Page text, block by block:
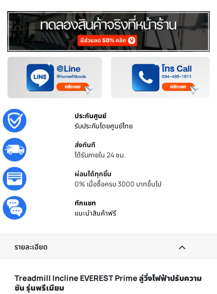
ประกันศูนย์
รับประกันโดยศูนย์ไทย
ส่งทันที
ได้รับภายใน 24 ชม.
ผ่อนได้ทุกชิ้น
0% เมื่อซื้อครบ 3000 บาทขึ้นไป
ทักแชท
แนะนำสินค้าฟรี
รายละเอียด
Treadmill Incline EVEREST Prime ลู่วิ่งไฟฟ้าปรับความ
ชัน รุ่นพรีเมียม